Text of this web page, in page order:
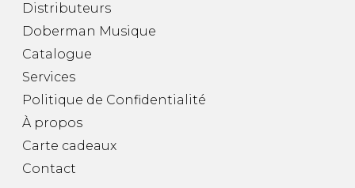
Distributeurs
Doberman Musique
Catalogue
Services
Politique de Confidentialité
À propos
Carte cadeaux
Contact